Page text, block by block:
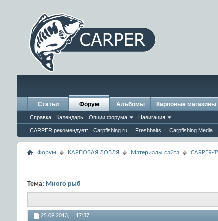
.
Статьи Форум
Справка Календарь Опции форума Навигация
CARPER рекомендует: Carpfishing.ru | Freshbaits | Carpfishing Media
Альбомы Карповые магазины
Форум КАРПОВАЯ ЛОВЛЯ Материалы сайта CARPER-
Тема: Много рыб
25.09.2013, 17:37